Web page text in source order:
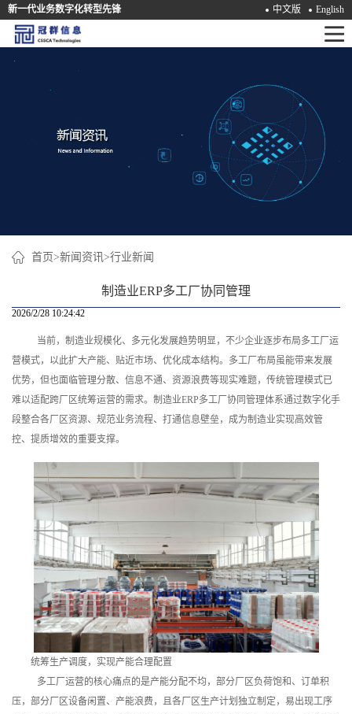
新一代业务数字化转型先锋 中文版 English
首
首页>新闻资讯>行业新闻
制造业ERP多工厂协同管理
2026/2/28 10:24:42
当前，制造业规模化、多元化发展趋势明显，不少企业逐步布局多工厂运
营模式，以此扩大产能、贴近市场、优化成本结构。多工厂布局虽能带来发展
优势，但也面临管理分散、信息不通、资源浪费等现实难题，传统管理模式已
难以适配跨厂区统筹运营的需求。制造业ERP多工厂协同管理体系通过数字化手
段整合各厂区资源、规范业务流程、打通信息壁垒，成为制造业实现高效管
控、提质增效的重要支撑。
统筹生产调度，实现产能合理配置
多工厂运营的核心痛点的是产能分配不均，部分厂区负荷饱和、订单积
压，部分厂区设备闲置、产能浪费，且各厂区生产计划独立制定，易出现工序